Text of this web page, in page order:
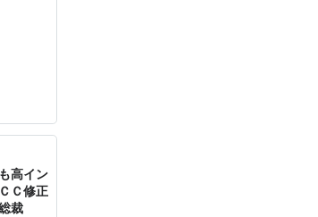
高イン
Ｃ修正
裁